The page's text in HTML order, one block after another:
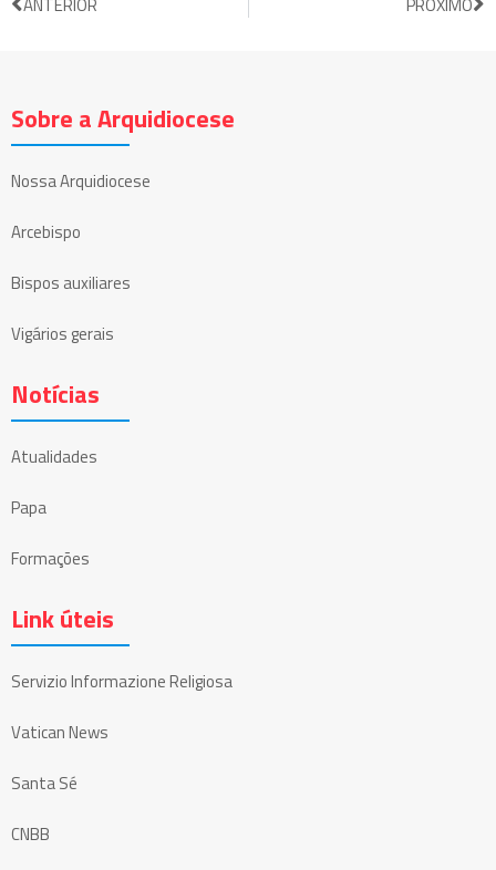
Sobre a Arquidiocese
Nossa Arquidiocese
Arcebispo
Bispos auxiliares
Vigários gerais
Notícias
Atualidades
Papa
Formações
Link úteis
Servizio Informazione Religiosa
Vatican News
Santa Sé
CNBB